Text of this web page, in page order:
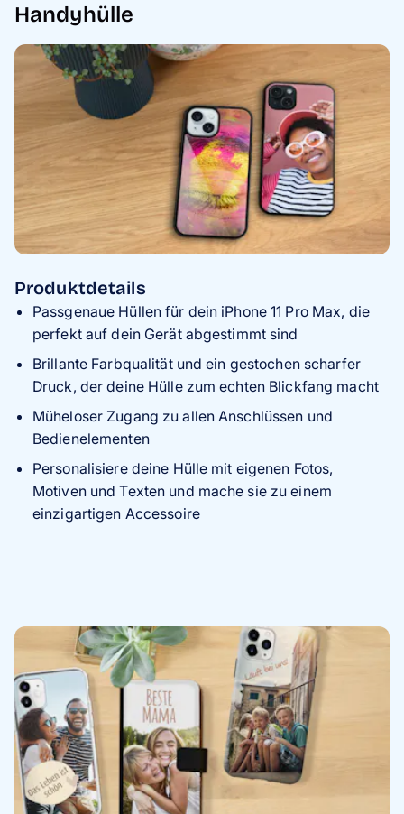
Handyhülle
Produktdetails
Passgenaue Hüllen für dein iPhone 11 Pro Max, die
perfekt auf dein Gerät abgestimmt sind
Brillante Farbqualität und ein gestochen scharfer
Druck, der deine Hülle zum echten Blickfang macht
Müheloser Zugang zu allen Anschlüssen und
Bedienelementen
Personalisiere deine Hülle mit eigenen Fotos,
Motiven und Texten und mache sie zu einem
einzigartigen Accessoire